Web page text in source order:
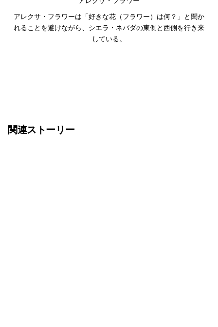
アレクサ・フラワーは「好きな花（フラワー）は何？」と聞か
れることを避けながら、シエラ・ネバダの東側と西側を行き来
している。
関連ストーリー